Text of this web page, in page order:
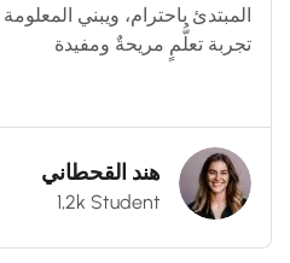
المبتدئ باحترام، ويبني
تجربة تعلُّمٍ مريحةٌ ومفيدة
هند القحطاني
1,2k Student